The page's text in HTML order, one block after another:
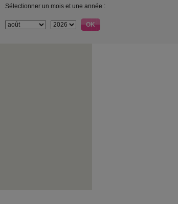
Sélectionner un mois et une année :